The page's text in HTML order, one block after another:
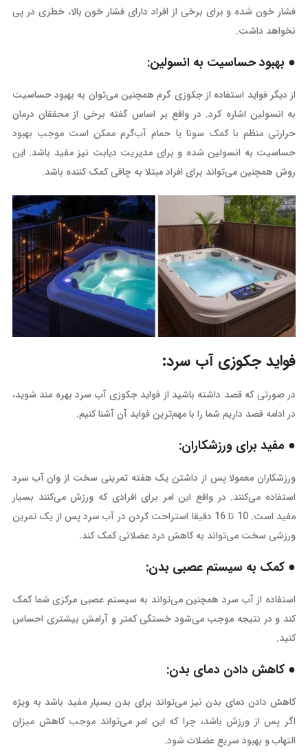
فشار خون شده و برای برخی از افراد دارای فشار خون بالا، خطری در پی
نخواهد داشت.
● بهبود حساسیت به انسولین:
از دیگر فواید استفاده از جکوزی گرم همچنین می‌توان به بهبود حساسیت
به انسولین اشاره کرد. در واقع بر اساس گفته برخی از محققان درمان
حرارتی منظم با کمک سونا یا حمام آب‌گرم ممکن است موجب بهبود
حساسیت به انسولین شده و برای مدیریت دیابت نیز مفید باشد. این
روش همچنین می‌تواند برای افراد مبتلا به چاقی کمک کننده باشد.
فواید جکوزی آب سرد:
در صورتی که قصد داشته باشید از فواید جکوزی آب سرد بهره مند شوید،
در ادامه قصد داریم شما را با مهم‌ترین فواید آن آشنا کنیم‌.
● مفید برای ورزشکاران:
ورزشکاران معمولا پس از داشتن یک هفته تمرینی سخت از وان آب سرد
استفاده می‌کنند. در واقع این امر برای افرادی که ورزش می‌کنند بسیار
مفید است. 10 تا 16 دقیقا استراحت کردن در آب سرد پس از یک تمرین
ورزشی سخت می‌تواند به کاهش درد عضلانی کمک کند‌.
● کمک به سیستم عصبی بدن:
استفاده از آب سرد همچنین می‌تواند به سیستم عصبی مرکزی شما کمک
کند و در نتیجه موجب می‌شود خستگی کمتر و آرامش بیشتری احساس
کنید.
● کاهش دادن دمای بدن:
کاهش دادن دمای بدن نیز می‌تواند برای بدن بسیار مفید باشد به ویژه
اگر پس از ورزش باشد، چرا که این امر می‌تواند موجب کاهش میزان
التهاب و بهبود سریع عضلات شود.